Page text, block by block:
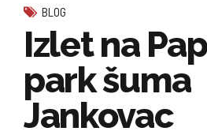
BLOG
Izlet na
park šuma
Jankovac